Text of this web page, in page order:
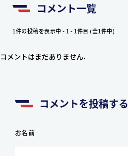
コメント一覧
1件の投稿を表示中 - 1 - 1件目 (全1件中)
コメントはまだありません.
コメントを投稿する
お名前